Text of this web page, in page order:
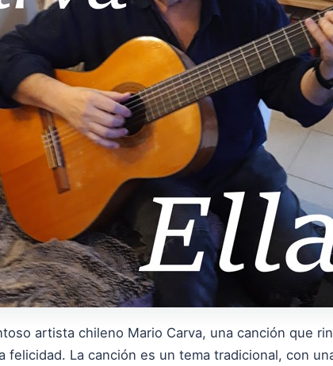
artista chileno Mario Carva, una canción que
felicidad. La canción es un tema tradicional, con